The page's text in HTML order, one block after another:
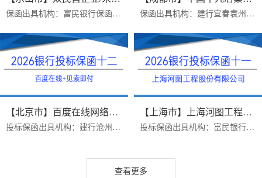
保函出具机构：富民银行保函类型：采购供货项目银行履约保函办理时效：一个工作日，当日打款出函办理优势：1.富民银行价格便宜2.异地项目远程办理，手续简单3.保函申请人受... 保函出具机构：建行宜春袁州支行保函受益人：中国十九冶集团有限公司办理时效：三个工作日办理优势：1.保函见索即付格式，富民银行不免反担保，建行免反担保，上门重签2.23...
【北京市】百度在线网络技术（北...
投标保函出具机构：建行沧州新华路支行保函受益人：百度在线网络技术（北京）有限公司保函金额：200000出函时间：2026年07月16日办理优势：1 完全符合招标公告要求2费用便宜...
【上海市】上海河图工程股份有限...
投标保函出具机构：富民银行保函受益人：上海河图工程股份有限公司保函金额：50000出函时间：2026年07月16日办理优势：1 完全符合招标文件要求（招标文件有格式要求）2费用...
查看更多